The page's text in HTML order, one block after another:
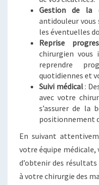
Gestion de la
antidouleur
les éventuelles
Reprise
chirurgien vous
reprendre
quotidiennes et
Suivi médical:
avec votre
s’assurer de la
positionnement
En suivant
votre équipe médicale,
d’obtenir des
à votre chirurgie des